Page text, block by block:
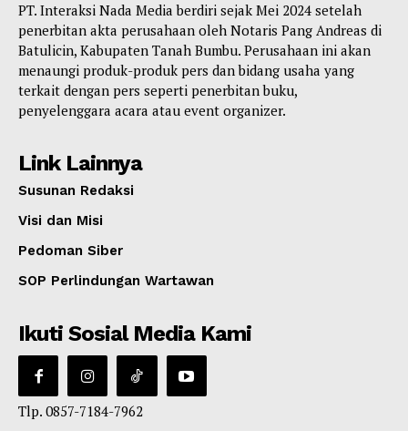
PT. Interaksi Nada Media berdiri sejak Mei 2024 setelah
penerbitan akta perusahaan oleh Notaris Pang Andreas di
Batulicin, Kabupaten Tanah Bumbu. Perusahaan ini akan
menaungi produk-produk pers dan bidang usaha yang
terkait dengan pers seperti penerbitan buku,
penyelenggara acara atau event organizer.
Link Lainnya
Susunan Redaksi
Visi dan Misi
Pedoman Siber
SOP Perlindungan Wartawan
Ikuti Sosial Media Kami
Tlp. 0857-7184-7962